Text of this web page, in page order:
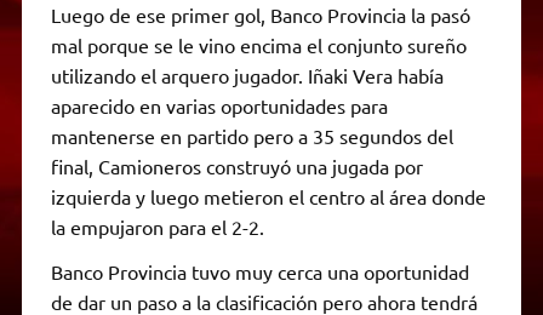
Luego de ese primer gol, Banco Provincia la pasó
mal porque se le vino encima el conjunto sureño
utilizando el arquero jugador. Iñaki Vera había
aparecido en varias oportunidades para
mantenerse en partido pero a 35 segundos del
final, Camioneros construyó una jugada por
izquierda y luego metieron el centro al área donde
la empujaron para el 2-2.
Banco Provincia tuvo muy cerca una oportunidad
de dar un paso a la clasificación pero ahora tendrá